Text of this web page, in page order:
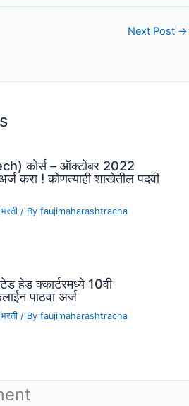
Next Post →
कोर्स – ऑक्टोबर 2022
करा ! कोणत्याही शाखेतील पदवी
/ Byfaujimaharashtracha
हेड क्कार्टरमध्ये 10वी
पाठवा अर्ज
/ Byfaujimaharashtracha